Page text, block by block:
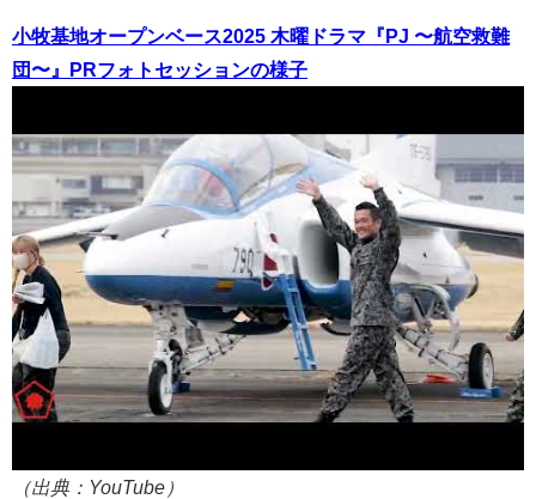
小牧基地オープンベース2025 木曜ドラマ『PJ 〜航空救難
団〜』PRフォトセッションの様子
（出典：YouTube）